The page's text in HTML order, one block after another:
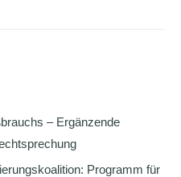
– Ergänzende
Programm für